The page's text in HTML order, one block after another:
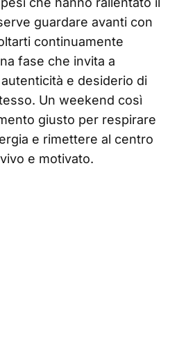
guardare avanti con
continuamente
fase che invita a
e desiderio di
Un weekend così
giusto per respirare
e rimettere al centro
e motivato.